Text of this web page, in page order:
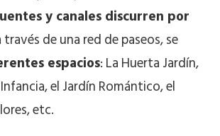
y canales discurren por
través de una red de paseos, se
espacios: La Huerta Jardín,
el Jardín Romántico, el
etc.